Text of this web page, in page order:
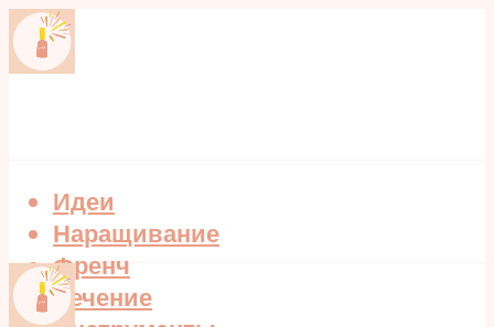
Идеи
Наращивание
Френч
Лечение